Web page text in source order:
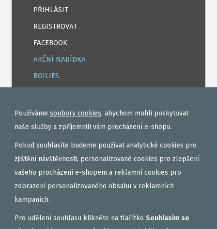
PŘIHLÁSIT
REGISTROVAT
FACEBOOK
AKČNÍ NABÍDKA
BOILIES
TEKUTÉ
OBALOVAČKY
VAŘENÝ PARTIKL
BIŽUTERIE NA MONTÁŽE
DÁRKOVÝ POUKAZ, DÁRKOVÁ KAZETA
AKČNÍ SETY
Používáme soubory cookies, abychom mohli poskytovat
naše služby a zpříjemnili vám procházení e-shopu.
Pokud souhlasíte budeme používat analytické cookies pro
zjištění návštěvnosti, personalizované cookies pro zlepšení
vašeho procházení e-shopem a reklamní cookies pro
zobrazení personalizovaného obsahu v reklamních
kampaních.
Pro udělení souhlasu klikněte na tlačítko Souhlasím se